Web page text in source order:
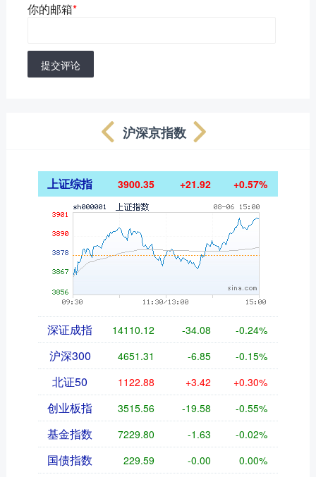
你的邮箱*
提交评论
沪深京指数
上证综指 3900.35 +21.92 +0.57%
深证成指 14110.12 -34.08 -0.24%
沪深300 4651.31 -6.85 -0.15%
北证50 1122.88 +3.42 +0.30%
创业板指 3515.56 -19.58 -0.55%
基金指数 7229.80 -1.63 -0.02%
国债指数 229.59 -0.00 0.00%